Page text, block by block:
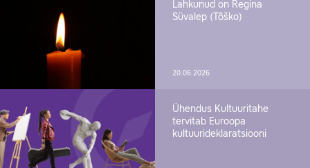
Lahkunud on Regina
Süvalep (Tõško)
20.06.2026
Ühendus Kultuuritahe
tervitab Euroopa
kultuurideklaratsiooni